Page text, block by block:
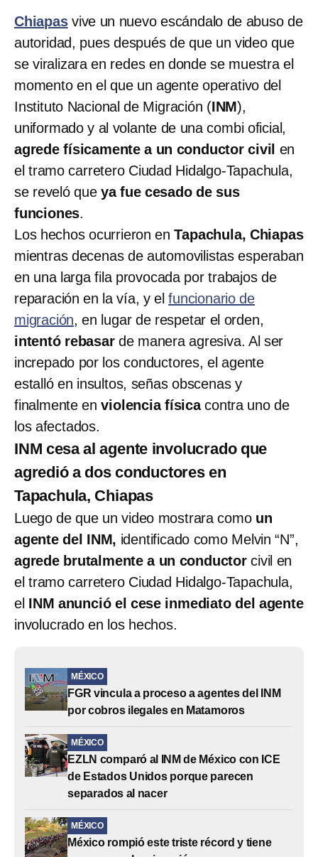
Chiapasvive un nuevo escándalo de abuso de
autoridad, pues después de que un video que
se viralizara en redes en donde se muestra el
momento en el que un agente operativo del
Instituto Nacional de Migración (INM),
uniformado y al volante de una combi oficial,
agrede físicamente a un conductor civil en
el tramo carretero Ciudad Hidalgo-Tapachula,
se reveló queya fue cesado de sus
funciones.
Los hechos ocurrieron enTapachula, Chiapas
mientras decenas de automovilistas esperaban
en una larga fila provocada por trabajos de
reparación en la vía, y elfuncionario de
migración, en lugar de respetar el orden,
intentó rebasar de manera agresiva. Al ser
increpado por los conductores, el agente
estalló en insultos, señas obscenas y
finalmente enviolencia físicacontra uno de
los afectados.
INM cesa al agente involucrado que
agredió a dos conductores en
Tapachula, Chiapas
Luego de que un video mostrara como un
agente del INM, identificado como Melvin “N”,
agrede brutalmente a un conductorcivil en
el tramo carretero Ciudad Hidalgo-Tapachula,
el INM anunció el cese inmediato del agente
involucrado en los hechos.
MÉXICO
FGR vincula a proceso a agentes del INM
por cobros ilegales en Matamoros
MÉXICO
EZLN comparó al INM de México con ICE
de Estados Unidos porque parecen
separados al nacer
MÉXICO
México rompió este triste récord y tiene